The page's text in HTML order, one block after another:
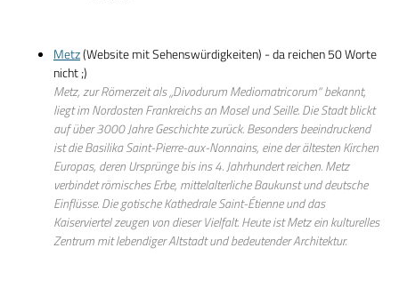
Metz(Website mit Sehenswürdigkeiten) - da reichen 50 Worte
nicht ;)
Metz, zur Römerzeit als „Divodurum Mediomatricorum“ bekannt,
liegt im Nordosten Frankreichs an Mosel und Seille. Die Stadt blickt
auf über 3000 Jahre Geschichte zurück. Besonders beeindruckend
ist die Basilika Saint-Pierre-aux-Nonnains, eine der ältesten Kirchen
Europas, deren Ursprünge bis ins 4. Jahrhundert reichen. Metz
verbindet römisches Erbe, mittelalterliche Baukunst und deutsche
Einflüsse. Die gotische Kathedrale Saint-Étienne und das
Kaiserviertel zeugen von dieser Vielfalt. Heute ist Metz ein kulturelles
Zentrum mit lebendiger Altstadt und bedeutender Architektur.